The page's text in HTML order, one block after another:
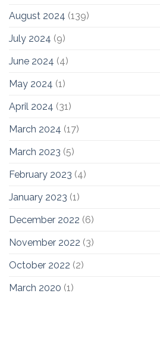
August 2024 (139)
July 2024 (9)
June 2024 (4)
May 2024 (1)
April 2024 (31)
March 2024 (17)
March 2023 (5)
February 2023 (4)
January 2023 (1)
December 2022 (6)
November 2022 (3)
October 2022 (2)
March 2020 (1)